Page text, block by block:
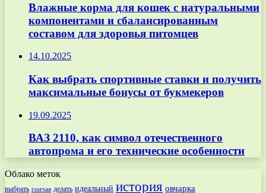
Влажные корма для кошек с натуральными
компонентами и сбалансированным
составом для здоровья питомцев
14.10.2025
Как выбрать спортивные ставки и получить
максимальные бонусы от букмекеров
19.09.2025
ВАЗ 2110, как символ отечественного
автопрома и его технические особенности
Облако меток
выбрать гончая делать идеальный история овчарка